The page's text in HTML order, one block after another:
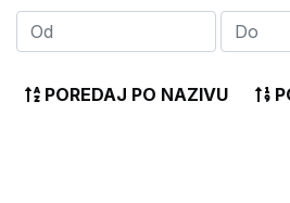
POREDAJ PO NAZIVU